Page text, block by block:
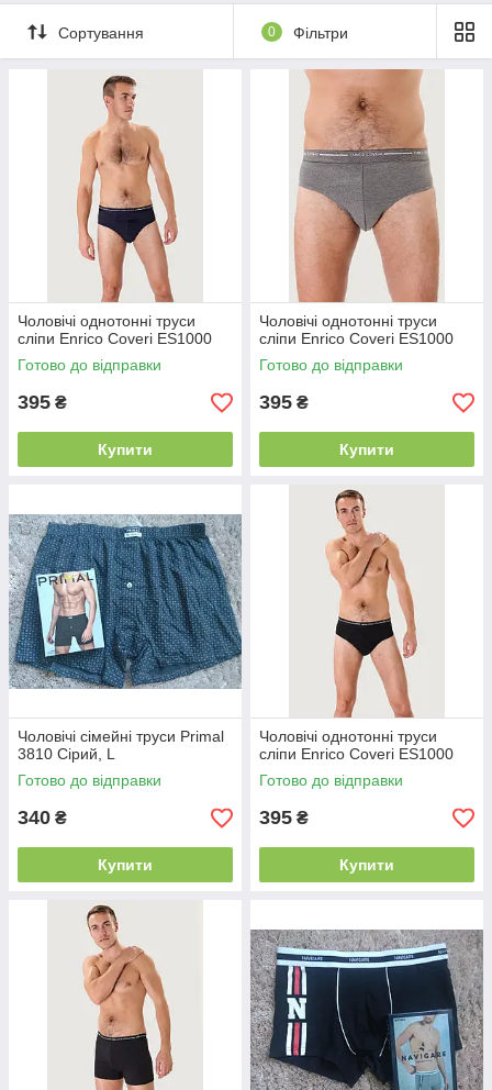
Сортування 0 Фільтри
Чоловічі однотонні труси
сліпи Enrico Coveri ES1000
Готово до відправки
395 ₴
Купити
Чоловічі однотонні труси
сліпи Enrico Coveri ES1000
Готово до відправки
395 ₴
Купити
Чоловічі сімейні труси Primal
3810 Сірий, L
Готово до відправки
340 ₴
Купити
Чоловічі однотонні труси
сліпи Enrico Coveri ES1000
Готово до відправки
395 ₴
Купити